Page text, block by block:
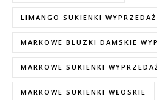
LIMANGO SUKIENKI WYPRZEDAŻ
MARKOWE BLUZKI DAMSKIE
MARKOWE SUKIENKI
MARKOWE SUKIENKI WŁOSKIE